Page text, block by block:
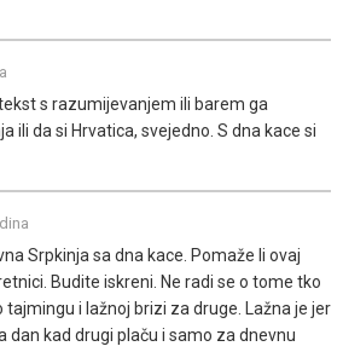
s razumijevanjem ili barem ga
ili da si Hrvatica, svejedno. S dna kace si
Srpkinja sa dna kace. Pomaže li ovaj
Budite iskreni. Ne radi se o tome tko
tajmingu i lažnoj brizi za druge. Lažna je jer
dan kad drugi plaču i samo za dnevnu